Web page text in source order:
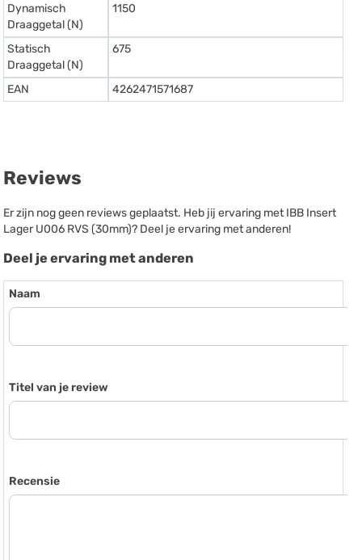
Dynamisch
Draaggetal (N)
1150
Statisch
Draaggetal (N)
675
EAN 4262471571687
Reviews
Er zijn nog geen reviews geplaatst. Heb jij ervaring met IBB Insert
Lager U006 RVS (30mm)? Deel je ervaring met anderen!
Deel je ervaring met anderen
Naam
Titel van je review
Recensie